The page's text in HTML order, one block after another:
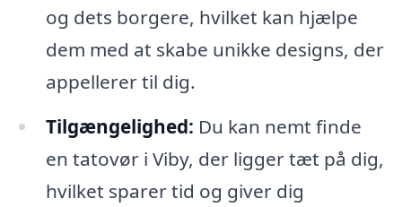
og dets borgere, hvilket kan hjælpe
dem med at skabe unikke designs, der
appellerer til dig.
Tilgængelighed: Du kan nemt finde
en tatovør i Viby, der ligger tæt på dig,
hvilket sparer tid og giver dig